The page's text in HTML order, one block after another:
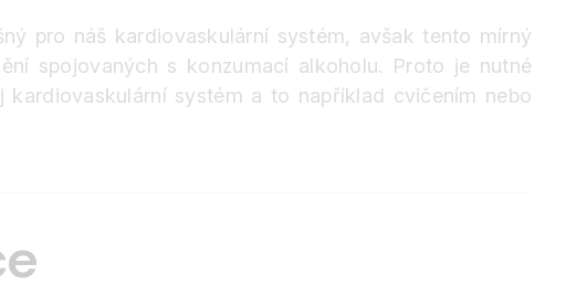
pro náš kardiovaskulární systém, avšak tento mírný
spojovaných s konzumací alkoholu. Proto je nutné
systém a to například cvičením nebo